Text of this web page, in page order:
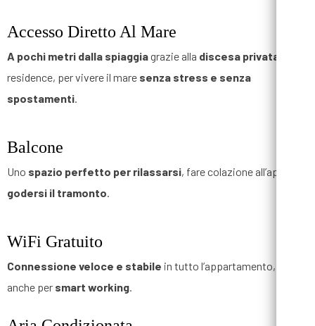
Accesso Diretto Al Mare
A pochi metri dalla spiaggiagrazie alla discesa privata
residence, per vivere il mare senza stress e senza
spostamenti.
Balcone
Uno spazio perfetto per rilassarsi, fare colazione all’aperto o
godersi il tramonto.
WiFi Gratuito
Connessione veloce e stabile in tutto l’appartamento, ideale
anche per smart working.